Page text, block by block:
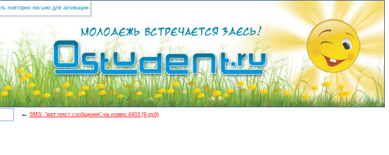
повторно письмо для активации
← SMS: "осттекст сообщения" на номер 4403 (9 руб)